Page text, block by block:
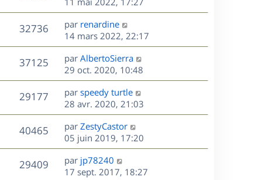
s
a
g
e
m
e
s
s
a
g
e
i
e
r
m
e
s
s
a
g
e
u
e
r
n
i
e
r
m
e
s
s
a
g
e
32736V
u
s
D
e
r
n
i
e
r
m
e
s
s
a
g
e
par renardine
14 mars 2022, 22:17
37125V
u
D
e
r
n
i
e
r
m
e
s
s
par AlbertoSierra
29 oct. 2020, 10:48
29177V
u
s
D
e
r
n
i
e
r
m
par speedy turtle
28 avr. 2020, 21:03
40465V
u
D
e
r
n
i
par ZestyCastor
05 juin 2019, 17:20
29409V
D
e
par jp78240
17 sept. 2017, 18:27